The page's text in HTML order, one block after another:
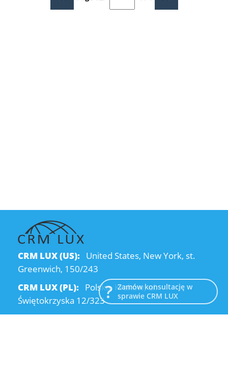
CRM LUX (US): United States, New York, st.
Greenwich, 150/243
CRM LUX (PL): Polska, Kraków, ul.
Świętokrzyska 12/323
Zamów konsultację w
sprawie CRM LUX